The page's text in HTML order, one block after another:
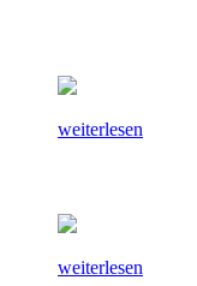
weiterlesen
weiterlesen